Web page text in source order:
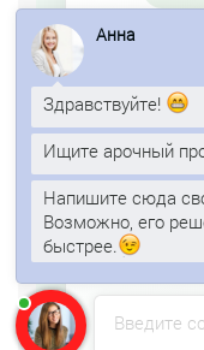
без
Введите
Анна
Здравствуйте!
Ищите арочный
Напишите сюда
Возможно, его
быстрее.